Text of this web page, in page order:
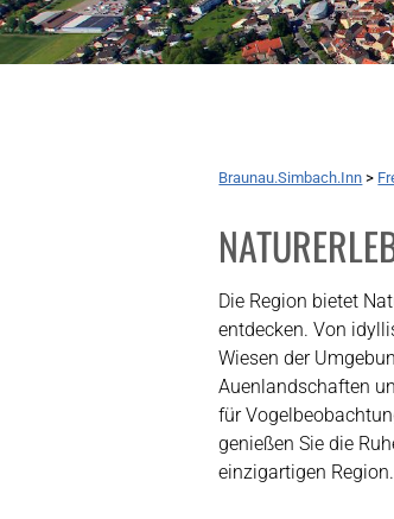
Braunau.Simbach.Inn >
Die Region bietet
entdecken. Von
Wiesen der
Auenlandschaften
für
genießen Sie die
einzigartigen Region.